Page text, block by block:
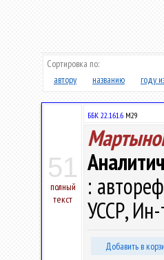
Сортировка по:
автору
названию году
51
полный
текст
ББК 22..161.6 М29
:
УССР,
Добавить в